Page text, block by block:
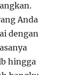
Anda
dengan
hingga